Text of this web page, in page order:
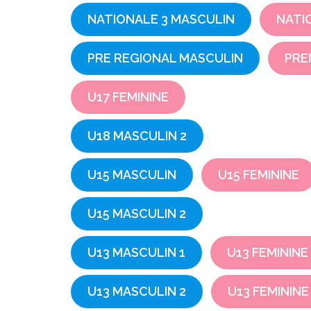
NATIONALE 3 MASCULIN
PRE REGIONAL MASCULIN
U17 FEMININE
U18 MASCULIN 2
U15 MASCULIN U15 FEMININE
U15 MASCULIN 2
U13 MASCULIN 1 U13 FEMININE
U13 MASCULIN 2 U13 FEMININE